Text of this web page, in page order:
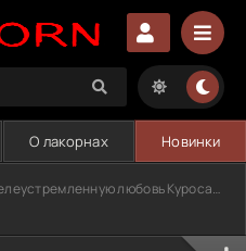
О лакорнах Новинки
любовь Куросаки-сана невозможно остановить (2026)